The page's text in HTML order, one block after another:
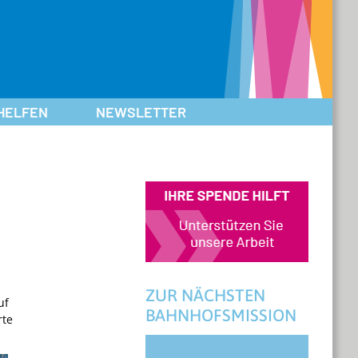
NEWSLETTER
ZUR NÄCHSTEN
BAHNHOFSMISSION